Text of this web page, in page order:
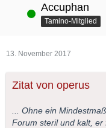
Online Accuphan
Tamino-Mitglied
13. November 2017
Zitat von operus
... Ohne ein
Forum steril und kalt, er